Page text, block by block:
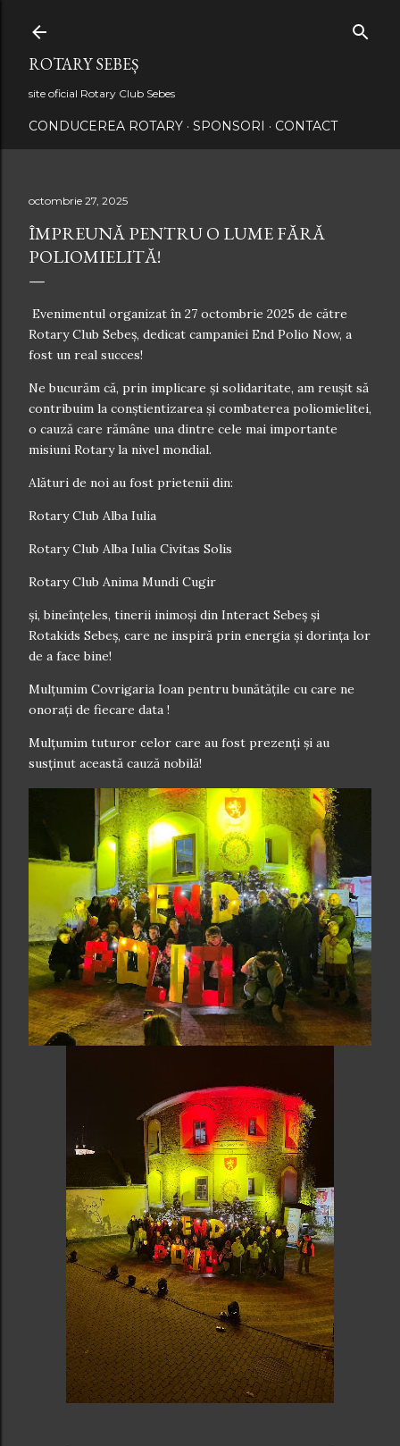
ROTARY SEBEȘ
site oficial Rotary Club Sebes
CONDUCEREA ROTARY SPONSORI CONTACT
octombrie 27, 2025
ÎMPREUNĂ PENTRU O LUME FĂRĂ
POLIOMIELITĂ!
Evenimentul organizat în 27 octombrie 2025 de către
Rotary Club Sebeș, dedicat campaniei End Polio Now, a
fost un real succes!
Ne bucurăm că, prin implicare și solidaritate, am reușit să
contribuim la conștientizarea și combaterea poliomielitei,
o cauză care rămâne una dintre cele mai importante
misiuni Rotary la nivel mondial.
Alături de noi au fost prietenii din:
Rotary Club Alba Iulia
Rotary Club Alba Iulia Civitas Solis
Rotary Club Anima Mundi Cugir
și, bineînțeles, tinerii inimoși din Interact Sebeș și
Rotakids Sebeș, care ne inspiră prin energia și dorința lor
de a face bine!
Mulțumim Covrigaria Ioan pentru bunătățile cu care ne
onorați de fiecare data !
Mulțumim tuturor celor care au fost prezenți și au
susținut această cauză nobilă!